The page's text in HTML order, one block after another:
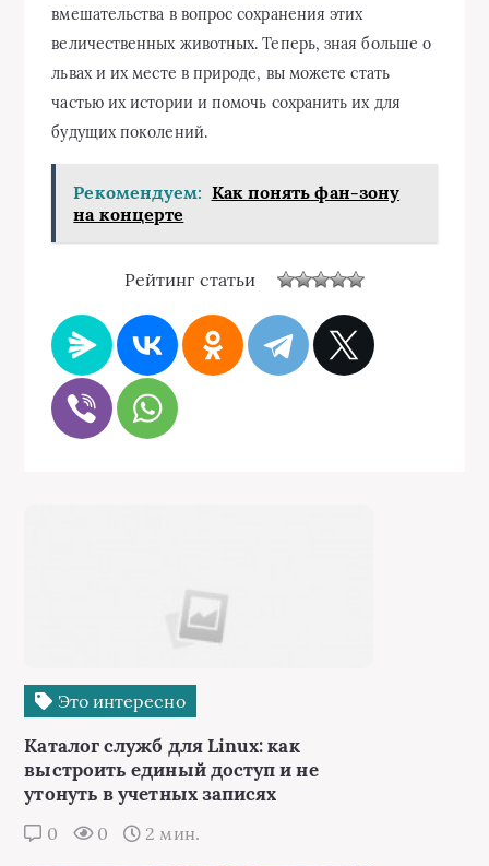
вмешательства в вопрос сохранения этих
величественных животных. Теперь, зная больше о
львах и их месте в природе, вы можете стать
частью их истории и помочь сохранить их для
будущих поколений.
Рекомендуем: Как понять фан-зону
на концерте
Рейтинг статьи
Это интересно
Каталог служб для Linux: как
выстроить единый доступ и не
утонуть в учетных записях
0 0 2 мин.